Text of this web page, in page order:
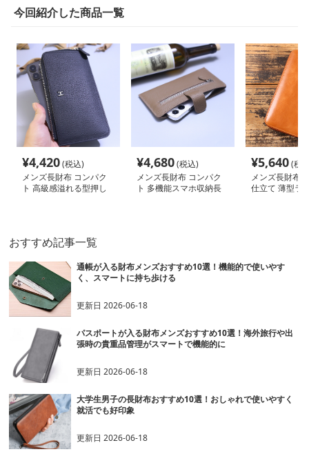
今回紹介した商品一覧
¥4,420(税込)
メンズ長財布 コンパク
ト 高級感溢れる型押し
¥4,680(税込)
メンズ長財布 コンパク
ト 多機能スマホ収納長
¥5,640(税
メンズ長財布
仕立て 薄型ラ
おすすめ記事一覧
通帳が入る財布メンズおすすめ10選！機能的で使いやす
く、スマートに持ち歩ける
更新日2026-06-18
パスポートが入る財布メンズおすすめ10選！海外旅行や出
張時の貴重品管理がスマートで機能的に
更新日2026-06-18
大学生男子の長財布おすすめ10選！おしゃれで使いやすく
就活でも好印象
更新日2026-06-18